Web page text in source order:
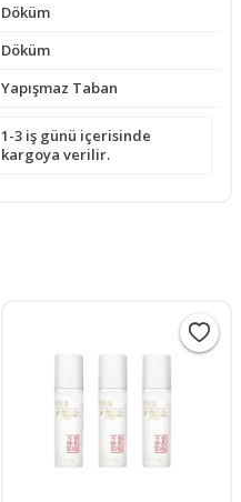
Döküm
Döküm
Yapışmaz Taban
1-3 iş günü içerisinde
kargoya verilir.